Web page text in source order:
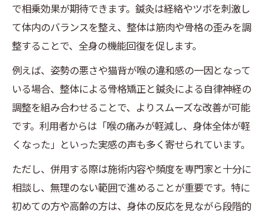
で相乗効果が期待できます。鍼灸は経絡やツボを刺激し
て体内のバランスを整え、整体は筋肉や骨格の歪みを調
整することで、全身の機能回復を促します。
例えば、姿勢の悪さや猫背が喉の違和感の一因となって
いる場合、整体による骨格矯正と鍼灸による自律神経の
調整を組み合わせることで、よりスムーズな改善が可能
です。利用者からは「喉の痛みが軽減し、身体全体が軽
くなった」といった実感の声も多く寄せられています。
ただし、併用する際は施術内容や頻度を専門家と十分に
相談し、無理のない範囲で進めることが重要です。特に
初めての方や高齢の方は、身体の反応を見ながら段階的